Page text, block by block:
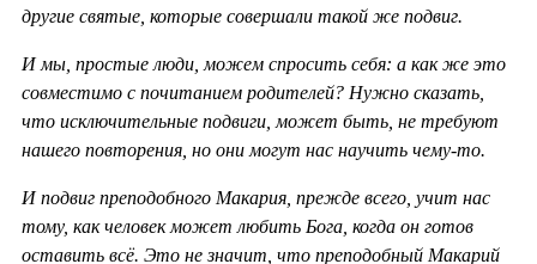
другие святые, которые совершали такой же подвиг.
И мы, простые люди, можем спросить себя: а как же это
совместимо с почитанием родителей? Нужно сказать,
что исключительные подвиги, может быть, не требуют
нашего повторения, но они могут нас научить чему-то.
И подвиг преподобного Макария, прежде всего, учит нас
тому, как человек может любить Бога, когда он готов
оставить всё. Это не значит, что преподобный Макарий